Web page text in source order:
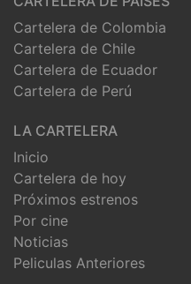
Cartelera de Colombia
Cartelera de Chile
Cartelera de Ecuador
Cartelera de Perú
LA CARTELERA
Inicio
Cartelera de hoy
Próximos estrenos
Por cine
Noticias
Peliculas Anteriores